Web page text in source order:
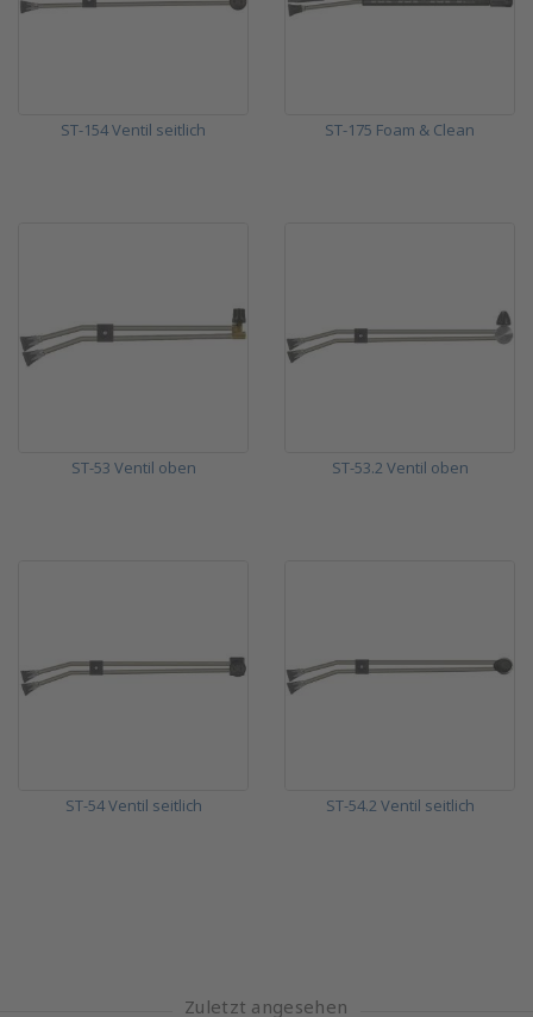
ST-154 Ventil seitlich ST-175 Foam & Clean
ST-53 Ventil oben ST-53.2 Ventil oben
ST-54 Ventil seitlich ST-54.2 Ventil seitlich
Zuletzt angesehen